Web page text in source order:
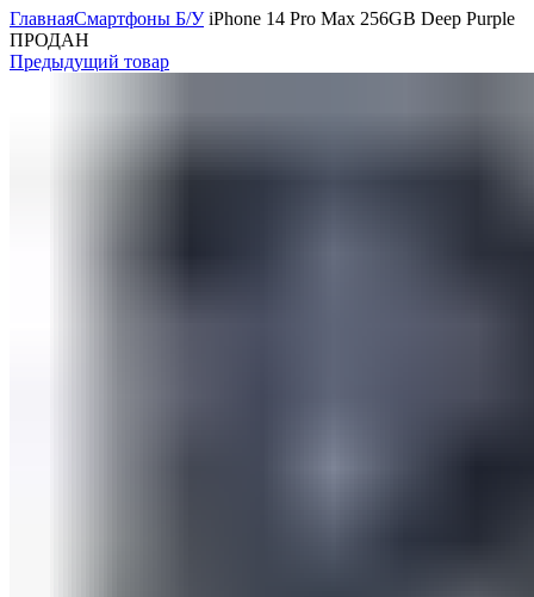
ГлавнаяСмартфоны Б/УiPhone 14 Pro Max 256GB Deep Purple
ПРОДАН
Предыдущий товар